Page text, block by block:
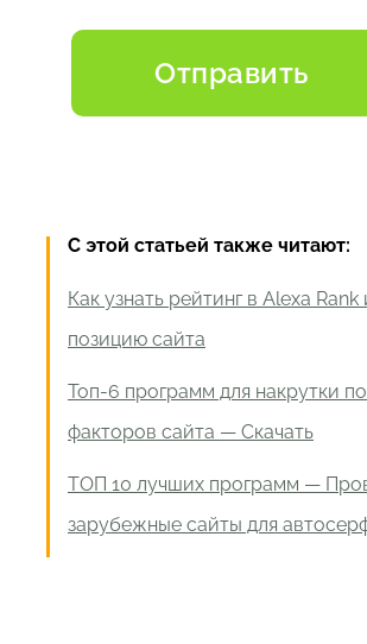
С этой статьей также читают:
Как узнать рейтинг в Alexa
позицию сайта
Топ-6 программ для накрутки
факторов сайта — Скачать
ТОП 10 лучших программ —
зарубежные сайты для